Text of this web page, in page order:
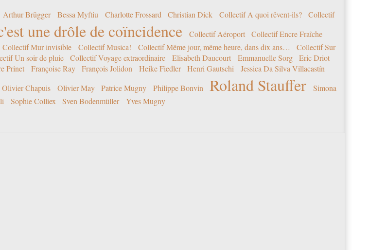
Arthur Brügger Bessa Myftiu Charlotte Frossard Christian Dick Collectif A quoi rêvent-ils?
Collectif
une drôle de coïncidence Collectif Aéroport
Collectif Encre Fraîche
Collectif Mur invisible Collectif Musica! Collectif Même jour, même heure, dans dix ans…
Collectif Sur
Un soir de pluie Collectif Voyage extraordinaire Elisabeth Daucourt Emmanuelle Sorg
Eric Driot
Prinet Françoise Ray François Jolidon Heike Fiedler Henri Gautschi
Jessica Da Silva Villacastín
Olivier Chapuis Olivier May Patrice Mugny Philippe Bonvin Roland Stauffer
Simona
Sophie Colliex Sven Bodenmüller Yves Mugny